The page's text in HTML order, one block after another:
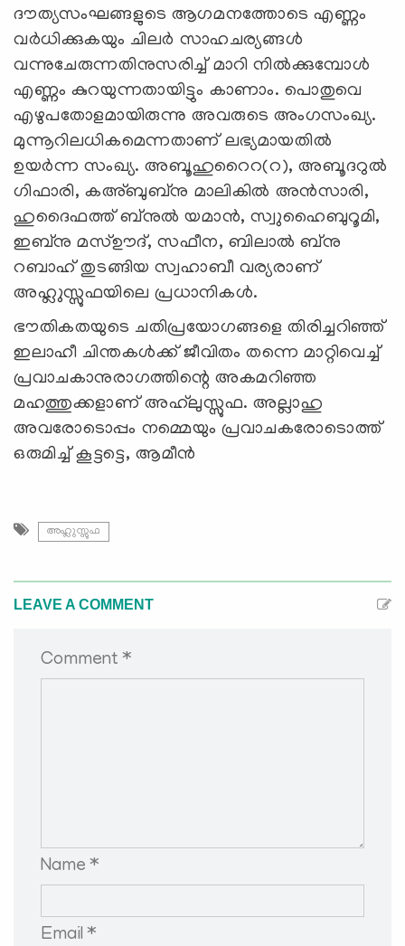
ദൗത്യസംഘങ്ങളുടെ ആഗമനത്തോടെ എണ്ണം
വർധിക്കുകയും ചിലർ സാഹചര്യങ്ങൾ
വന്നുചേരുന്നതിനുസരിച്ച് മാറി നിൽക്കുമ്പോൾ
എണ്ണം കുറയുന്നതായിട്ടും കാണാം. പൊതുവെ
എഴുപതോളമായിരുന്നു അവരുടെ അംഗസംഖ്യ.
മുന്നൂറിലധികമെന്നതാണ് ലഭ്യമായതിൽ
ഉയർന്ന സംഖ്യ. അബൂഹുറൈറ(റ), അബൂദറുൽ
ഗിഫാരി, കഅ്ബുബ്നു മാലികിൽ അൻസാരി,
ഹുദൈഫത്ത് ബ്നുൽ യമാൻ, സ്വുഹൈബുറൂമി,
ഇബ്നു മസ്ഊദ്, സഫീന, ബിലാൽ ബ്നു
റബാഹ് തുടങ്ങിയ സ്വഹാബീ വര്യരാണ്
അഹ്ലുസ്സുഫയിലെ പ്രധാനികൾ.
ഭൗതികതയുടെ ചതിപ്രയോഗങ്ങളെ തിരിച്ചറിഞ്ഞ്
ഇലാഹീ ചിന്തകൾക്ക് ജീവിതം തന്നെ മാറ്റിവെച്ച്
പ്രവാചകാനുരാഗത്തിന്റെ അകമറിഞ്ഞ
മഹത്തുക്കളാണ് അഹ്‌ലുസ്സുഫ. അല്ലാഹു
അവരോടൊപ്പം നമ്മെയും പ്രവാചകരോടൊത്ത്
ഒരുമിച്ച് കൂട്ടട്ടെ, ആമീന്‍
അഹ്ലുസ്സുഫ
LEAVE A COMMENT
Comment *
Name *
Email *